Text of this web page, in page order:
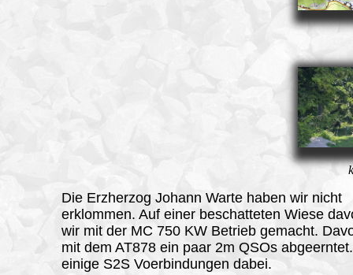
Die Erzherzog Johann Warte haben wir nicht
erklommen. Auf einer beschatteten Wiese
wir mit der MC 750 KW Betrieb gemacht.
mit dem AT878 ein paar 2m QSOs
einige S2S Voerbindungen dabei.